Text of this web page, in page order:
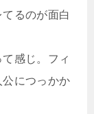
るのが面白
感じ。フィ
につっかか